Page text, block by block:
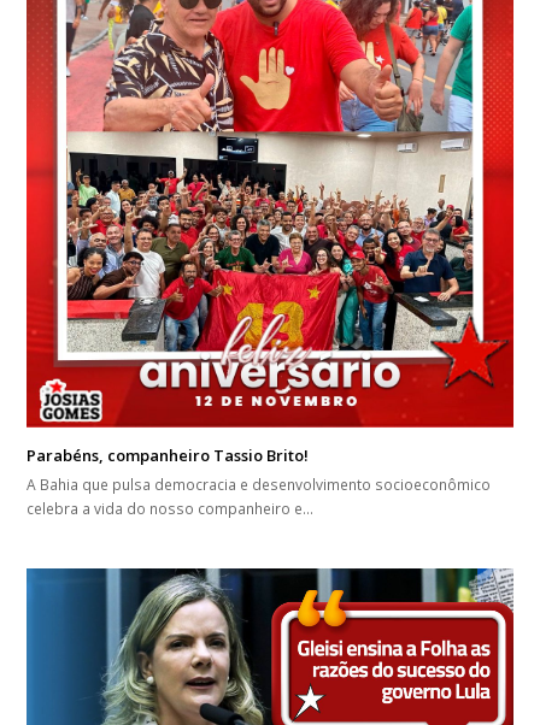
Parabéns, companheiro Tassio Brito!
A Bahia que pulsa democracia e desenvolvimento socioeconômico
celebra a vida do nosso companheiro e…